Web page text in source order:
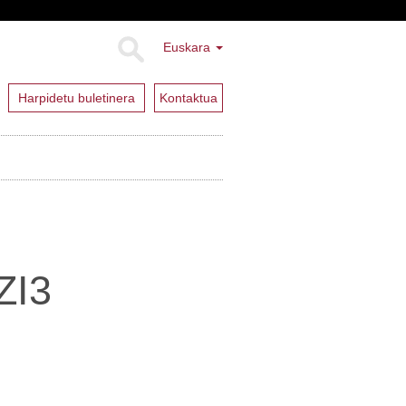
Euskara
Harpidetu buletinera Kontaktua